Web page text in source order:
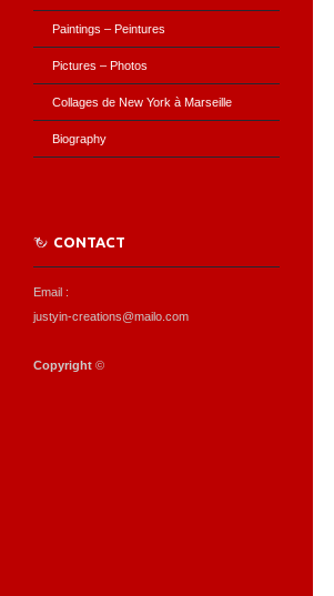
Paintings – Peintures
Pictures – Photos
Collages de New York à Marseille
Biography
CONTACT
Email :
justyin-creations@mailo.com
Copyright ©️